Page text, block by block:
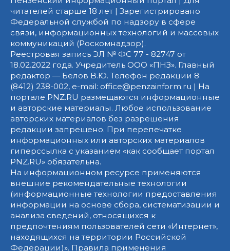
читателей старше 18 лет | Зарегистрировано
Федеральной службой по надзору в сфере
связи, информационных технологий и массовых
коммуникаций (Роскомнадзор).
Реестровая запись ЭЛ № ФС 77 - 82747 от
18.02.2022 года. Учредитель ООО «ПНЗ». Главный
редактор — Белов В.Ю. Телефон редакции 8
(8412) 238-002, e-mail: office@penzainform.ru | На
портале PNZ.RU размещаются информационные
и авторские материалы. Любое использование
авторских материалов без разрешения
редакции запрещено. При перепечатке
информационных или авторских материалов
гиперссылка с указанием «как сообщает портал
PNZ.RU» обязательна.
На информационном ресурсе применяются
внешние рекомендательные технологии
(информационные технологии предоставления
информации на основе сбора, систематизации и
анализа сведений, относящихся к
предпочтениям пользователей сети «Интернет»,
находящихся на территории Российской
Федерации)». Правила применения